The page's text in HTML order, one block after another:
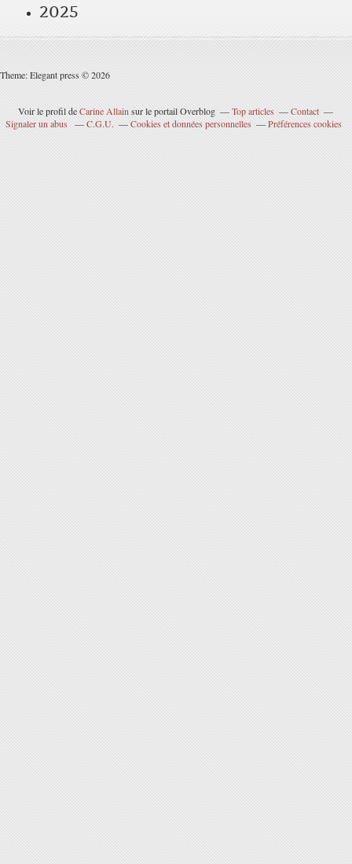
2025
Theme: Elegant press © 2026
Voir le profil deCarine Allainsur le portail Overblog Top articles
Contact
Signaler un abus
C.G.U. Cookies et données personnelles Préférences cookies